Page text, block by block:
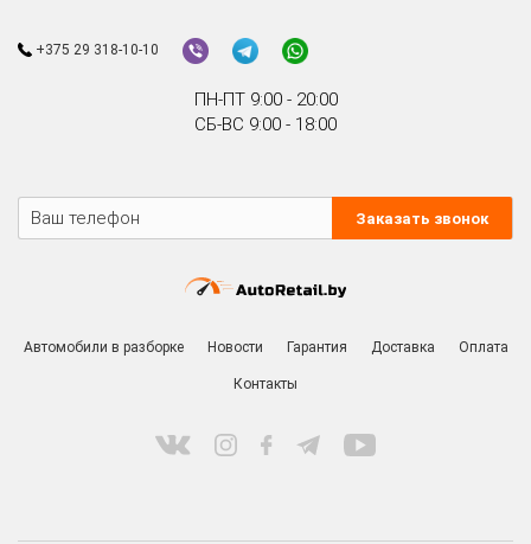
+375 29 318-10-10
ПН-ПТ 9:00 - 20:00
СБ-ВС 9:00 - 18:00
Заказать звонок
Автомобили в разборке Новости Гарантия Доставка Оплата
Контакты